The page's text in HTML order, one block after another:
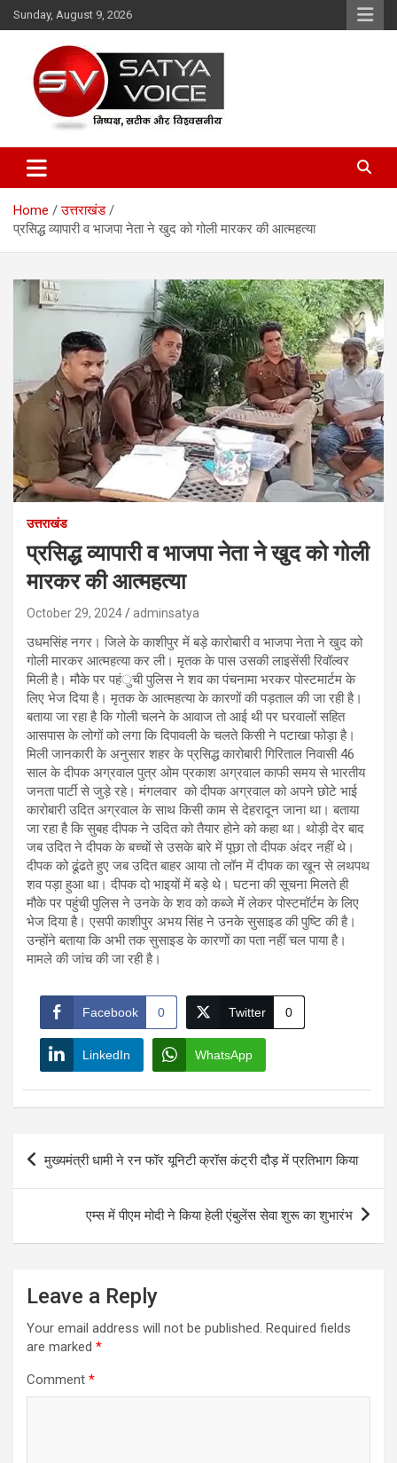
Skip
to
Sunday, August 9, 2026
Satya Voice
Home
उत्तराखंड
प्रसिद्ध व्यापारी व भाजपा नेता ने खुद को गोली मारकर की आत्महत्या
उत्तराखंड
प्रसिद्ध व्यापारी व भाजपा नेता ने खुद को गोली
मारकर की आत्महत्या
October 29, 2024 adminsatya
उधमसिंह नगर। जिले के काशीपुर में बड़े कारोबारी व भाजपा नेता ने खुद को
गोली मारकर आत्महत्या कर ली। मृतक के पास उसकी लाइसेंसी रिवॉल्वर
मिली है। मौके पर पहंुची पुलिस ने शव का पंचनामा भरकर पोस्टमार्टम के
लिए भेज दिया है। मृतक के आत्महत्या के कारणों की पड़ताल की जा रही है।
बताया जा रहा है कि गोली चलने के आवाज तो आई थी पर घरवालों सहित
आसपास के लोगों को लगा कि दिपावली के चलते किसी ने पटाखा फोड़ा है।
मिली जानकारी के अनुसार शहर के प्रसि़द्ध कारोबारी गिरिताल निवासी 46
साल के दीपक अग्रवाल पुत्र ओम प्रकाश अग्रवाल काफी समय से भारतीय
जनता पार्टी से जुड़े रहे। मंगलवार को दीपक अग्रवाल को अपने छोटे भाई
कारोबारी उदित अग्रवाल के साथ किसी काम से देहरादून जाना था। बताया
जा रहा है कि सुबह दीपक ने उदित को तैयार होने को कहा था। थोड़ी देर बाद
जब उदित ने दीपक के बच्चों से उसके बारे में पूछा तो दीपक अंदर नहीं थे।
दीपक को ढूंढते हुए जब उदित बाहर आया तो लॉन में दीपक का खून से लथपथ
शव पड़ा हुआ था। दीपक दो भाइयों में बड़े थे। घटना की सूचना मिलते ही
मौके पर पहुंची पुलिस ने उनके के शव को कब्जे में लेकर पोस्टमॉर्टम के लिए
भेज दिया है। एसपी काशीपुर अभय सिंह ने उनके सुसाइड की पुष्टि की है।
उन्होंने बताया कि अभी तक सुसाइड के कारणों का पता नहीं चल पाया है।
मामले की जांच की जा रही है।
Facebook 0 Twitter 0
LinkedIn WhatsApp
Post
navigation
मुख्यमंत्री धामी ने रन फॉर यूनिटी क्रॉस कंट्री दौड़ में प्रतिभाग किया
एम्स में पीएम मोदी ने किया हेली एंबुलेंस सेवा शुरू का शुभारंभ
Leave a Reply
Your email address will not be published. Required fields
are marked *
Comment *